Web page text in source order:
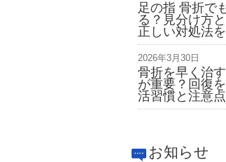
足の指 骨折で
る？見分け方
正しい対処法
2026年3月30日
骨折を早く治
が重要？回復
活習慣と注意点
お知らせ